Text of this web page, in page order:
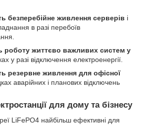
безперебійне живлення серверів і
в разі перебоїв
роботу життєво важливих систем у
у разі відключення електроенергії.
резервне живлення для офісної
аварійних і планових відключень
для дому та бізнесу
LiFePO4 найбільш ефективні для